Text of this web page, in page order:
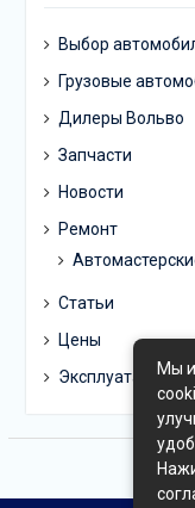
Выбор
Грузовые
Дилеры Вольво
Запчасти
Новости
Ремонт
Статьи
Цены
ЭксплуатацияМы